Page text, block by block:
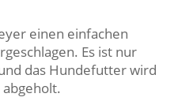
einen einfachen
Es ist nur
das Hundefutter wird